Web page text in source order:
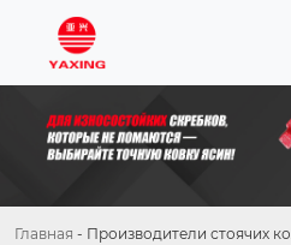
Главная - Производители стоячих